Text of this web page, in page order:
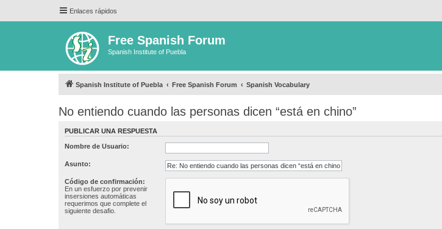
Enlaces rápidos
Free Spanish Forum
Spanish Institute of Puebla
Spanish Institute of Puebla Free Spanish Forum Spanish Vocabulary
No entiendo cuando las personas dicen “está en chino”
PUBLICAR UNA RESPUESTA
Nombre de Usuario:
Asunto:
Código de confirmación:
En un esfuerzo por prevenir
insersiones automáticas
requerimos que complete el
siguiente desafio.